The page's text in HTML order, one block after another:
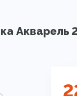
Акварель